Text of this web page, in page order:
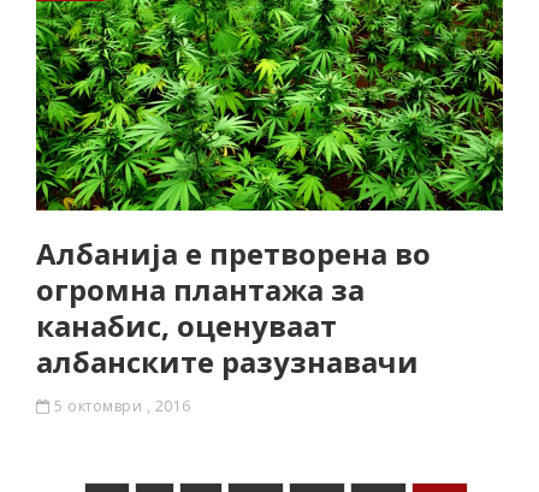
Албанија е претворена во
огромна плантажа за
канабис, оценуваат
албанските разузнавачи
5 октомври , 2016